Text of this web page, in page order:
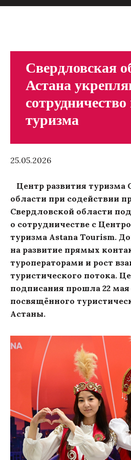
Свердловская
Астана
туризма
25.05.2026
Центр развития туризма
области при содействии
Свердловской области
о сотрудничестве с
туризма Astana Tourism.
на развитие прямых
туроператорами и рост
туристического потока.
подписания прошла 22
посвящённого
Астаны.